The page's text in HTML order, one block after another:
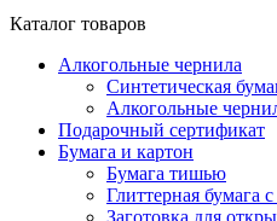
Каталог товаров
Алкогольные чернила
Синтетическая
Алкогольные
Подарочный сертификат
Бумага и картон
Бумага тишью
Глиттерная бумага
Заготовка для